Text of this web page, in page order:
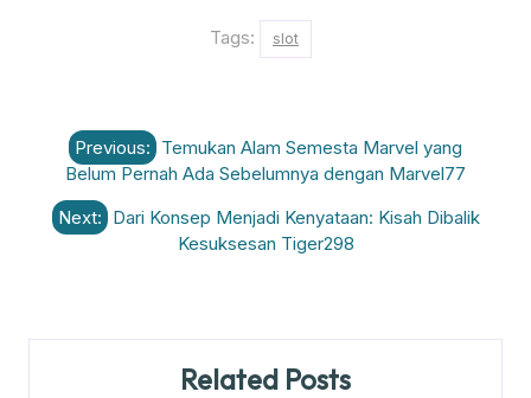
Tags: slot
Post
navigation
Previous: Temukan Alam Semesta Marvel yang
Belum Pernah Ada Sebelumnya dengan Marvel77
Next: Dari Konsep Menjadi Kenyataan: Kisah Dibalik
Kesuksesan Tiger298
Related Posts